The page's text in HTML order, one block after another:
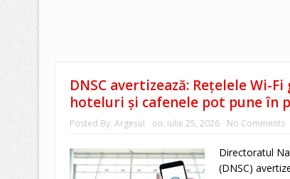
DNSC avertizează: Rețelele
hoteluri și cafenele pot pune în
Posted By: Argeşul on: iulie 25, 2026 No Comments
Directoratul
(DNSC)